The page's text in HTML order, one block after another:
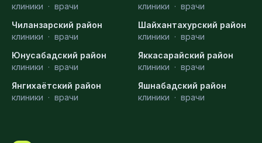
клиники · врачи
клиники · врачи
Чиланзарский район
клиники · врачи
Шайхантахурский район
клиники · врачи
Юнусабадский район
клиники · врачи
Яккасарайский район
клиники · врачи
Янгихаётский район
клиники · врачи
Яшнабадский район
клиники · врачи